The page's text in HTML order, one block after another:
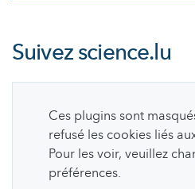
Suivezscience.lu
Ces plugins sont
refusé les cookies liés
Pour les voir, veuillez
préférences.